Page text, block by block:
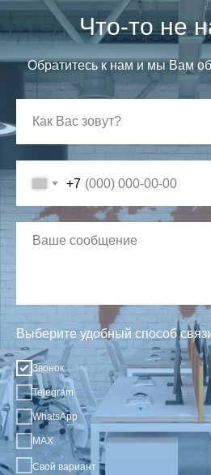
Что-то не
Обратитесь к нам и мы Вам
+7
Выберите удобный способ
Звонок
Telegram
WhatsApp
MAX
Свой вариант